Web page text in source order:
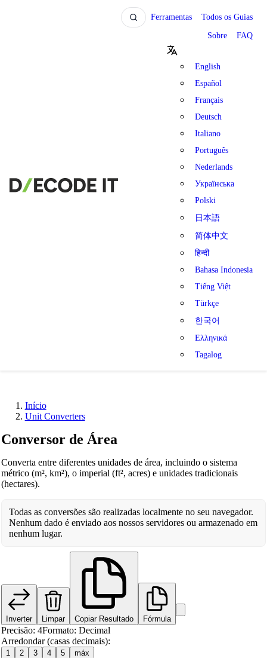
Ferramentas Todos os Guias
Sobre FAQ
English
Español
Français
Deutsch
Italiano
Português
Nederlands
Українська
Polski
日本語
简体中文
हिन्दी
Bahasa Indonesia
Tiếng Việt
Türkçe
한국어
Ελληνικά
Tagalog
Início
Unit Converters
Conversor de Área
Converta entre diferentes unidades de área, incluindo o sistema
métrico (m², km²), o imperial (ft², acres) e unidades tradicionais
(hectares).
Todas as conversões são realizadas localmente no seu navegador.
Nenhum dado é enviado aos nossos servidores ou armazenado em
nenhum lugar.
Inverter Limpar Copiar Resultado Fórmula
Precisão: 4Formato: Decimal
Arredondar (casas decimais):
1 2 3 4 5 máx